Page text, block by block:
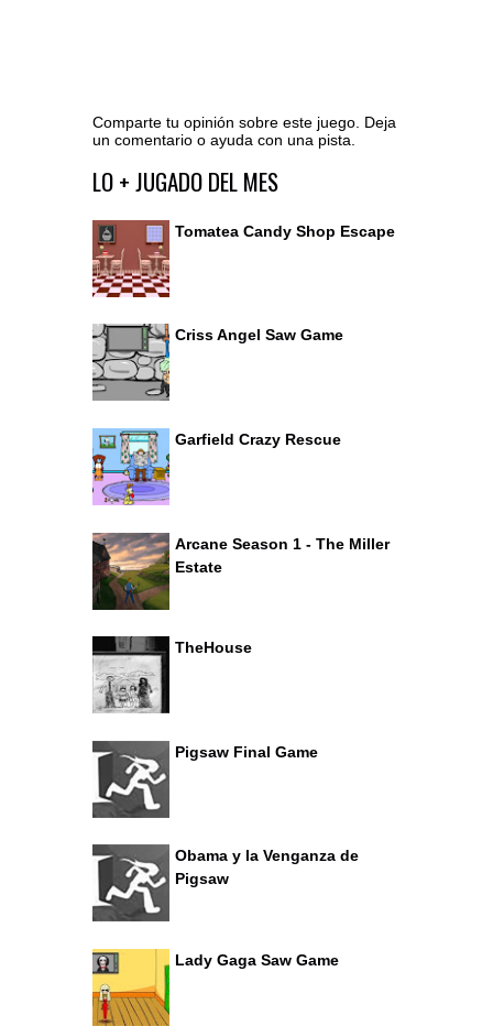
Comparte tu opinión sobre este juego. Deja
un comentario o ayuda con una pista.
Ir al editor de comentarios
LO + JUGADO DEL MES
Tomatea Candy Shop Escape
Criss Angel Saw Game
Garfield Crazy Rescue
Arcane Season 1 - The Miller
Estate
TheHouse
Pigsaw Final Game
Obama y la Venganza de
Pigsaw
Lady Gaga Saw Game